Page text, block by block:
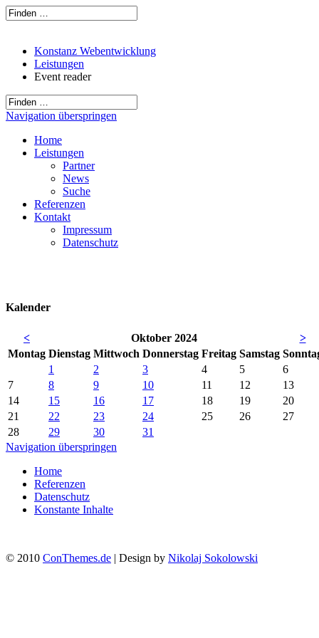
Konstanz Webentwicklung
Leistungen
Event reader
Navigation überspringen
Home
Leistungen
Partner
News
Suche
Referenzen
Kontakt
Impressum
Datenschutz
Kalender
< Oktober 2024
>
Montag Dienstag Mittwoch Donnerstag Freitag Samstag So
1
2 3 4 5
6
7
8 9 10 11 12
13
14
15 16 17 18 19
20
21
22 23 24 25 26
27
28
29 30
31
Navigation überspringen
Home
Referenzen
Datenschutz
Konstante Inhalte
© 2010 ConThemes.de | Design by Nikolaj Sokolowski